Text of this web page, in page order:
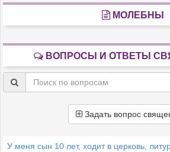
МОЛЕБНЫ
ВОПРОСЫ И ОТВЕТЫ
Задать вопрос
У меня сын 10 лет, ходит в церковь,